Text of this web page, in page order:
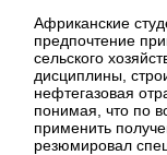
Африканские
предпочтение
сельского
дисциплины,
нефтегазовая
понимая, что по
применить
резюмировал